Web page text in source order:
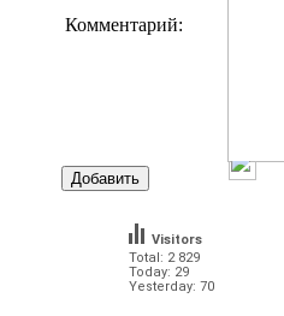
Комментарий:
Total: 2 829
Today: 29
Yesterday: 70
Visitors